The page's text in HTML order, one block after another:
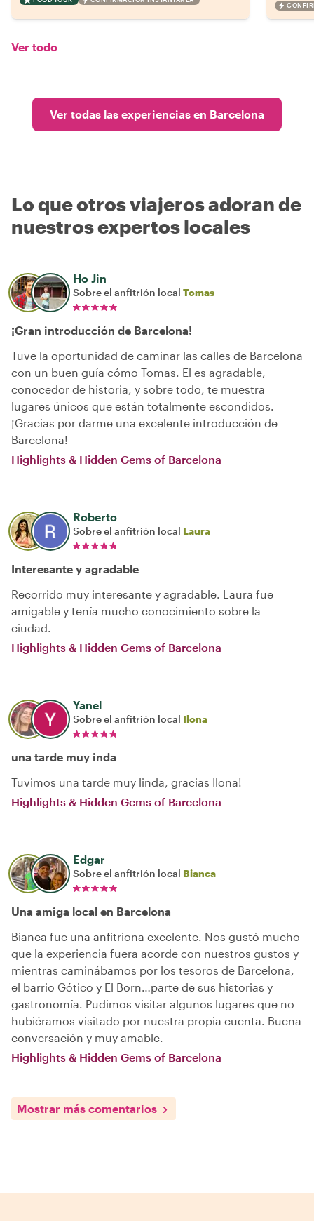
Ver todo
Ver todas las experiencias en Barcelona
Lo que otros viajeros adoran de
nuestros expertos locales
Ho Jin
Sobre el anfitrión local Tomas
¡Gran introducción de Barcelona!
Tuve la oportunidad de caminar las calles de Barcelona
con un buen guía cómo Tomas. El es agradable,
conocedor de historia, y sobre todo, te muestra
lugares únicos que están totalmente escondidos.
¡Gracias por darme una excelente introducción de
Barcelona!
Highlights & Hidden Gems of Barcelona
Roberto
Sobre el anfitrión local Laura
Interesante y agradable
Recorrido muy interesante y agradable. Laura fue
amigable y tenía mucho conocimiento sobre la
ciudad.
Highlights & Hidden Gems of Barcelona
Yanel
Sobre el anfitrión local Ilona
una tarde muy inda
Tuvimos una tarde muy linda, gracias Ilona!
Highlights & Hidden Gems of Barcelona
Edgar
Sobre el anfitrión local Bianca
Una amiga local en Barcelona
Bianca fue una anfitriona excelente. Nos gustó mucho
que la experiencia fuera acorde con nuestros gustos y
mientras caminábamos por los tesoros de Barcelona,
el barrio Gótico y El Born…parte de sus historias y
gastronomía. Pudimos visitar algunos lugares que no
hubiéramos visitado por nuestra propia cuenta. Buena
conversación y muy amable.
Highlights & Hidden Gems of Barcelona
Mostrar más comentarios